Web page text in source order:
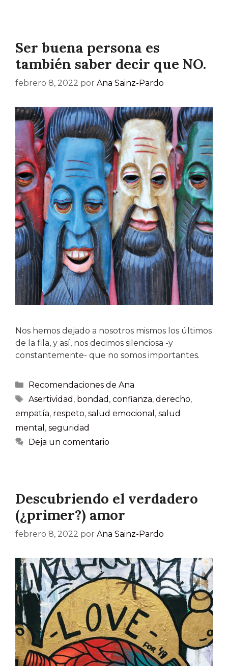
Ser buena persona es
también saber decir que NO.
febrero 8, 2022 por Ana Sainz-Pardo
Nos hemos dejado a nosotros mismos los últimos
de la fila, y así, nos decimos silenciosa -y
constantemente- que no somos importantes.
Recomendaciones de Ana
Asertividad , bondad , confianza, derecho,
empatía, respeto, salud emocional , salud
mental , seguridad
Deja un comentario
Descubriendo el verdadero
(¿primer?) amor
febrero 8, 2022 por Ana Sainz-Pardo